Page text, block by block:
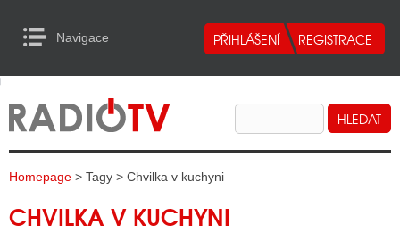
Navigace
RADIA
TELEVIZE
INTERNET
TISK
to Content
Homepage > Tagy > Chvilka v kuchyni
CHVILKA V KUCHYNI